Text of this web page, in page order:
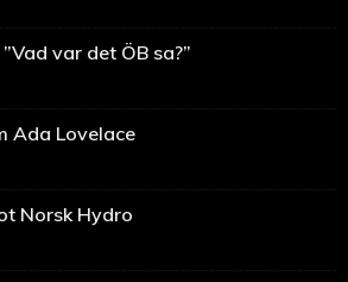
var det ÖB sa?”
Ada Lovelace
Norsk Hydro